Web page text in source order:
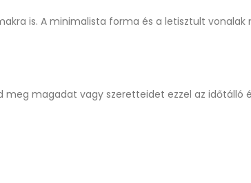
is. A minimalista forma és a letisztult vonalak
magadat vagy szeretteidet ezzel az időtálló